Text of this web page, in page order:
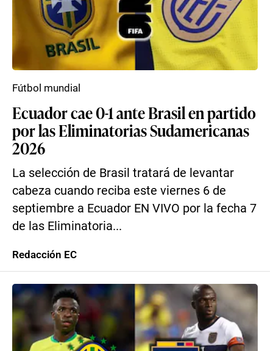
Ecuador cae 0-1 ante Brasil en partido
por las Eliminatorias Sudamericanas
2026
La selección de Brasil tratará de levantar
cabeza cuando reciba este viernes 6 de
septiembre a Ecuador EN VIVO por la fecha 7
de las Eliminatoria...
Fútbol mundial
Redacción EC